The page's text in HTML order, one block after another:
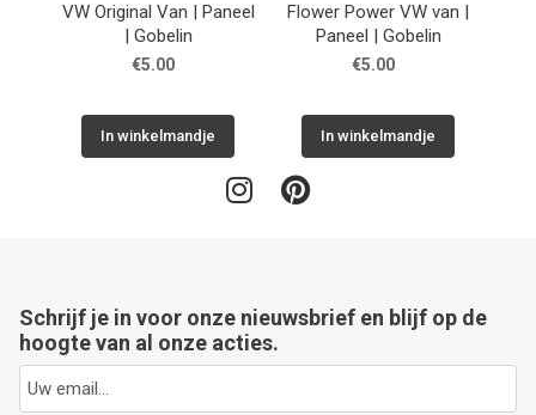
VW Original Van | Paneel
| Gobelin
€5.00
In winkelmandje
Flower Power VW van |
Paneel | Gobelin
€5.00
In winkelmandje
Schrijf je in voor onze nieuwsbrief en blijf op de
hoogte van al onze acties.